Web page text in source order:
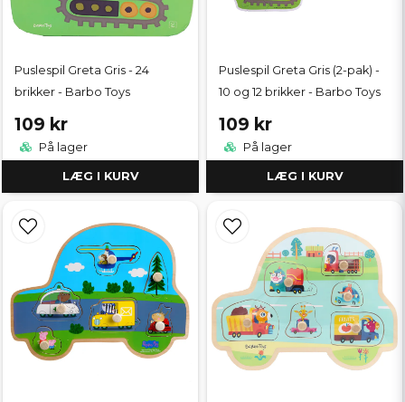
Puslespil Greta Gris - 24
brikker - Barbo Toys
109 kr
På lager
LÆG I KURV
Puslespil Greta Gris (2-pak) -
10 og 12 brikker - Barbo Toys
109 kr
På lager
LÆG I KURV